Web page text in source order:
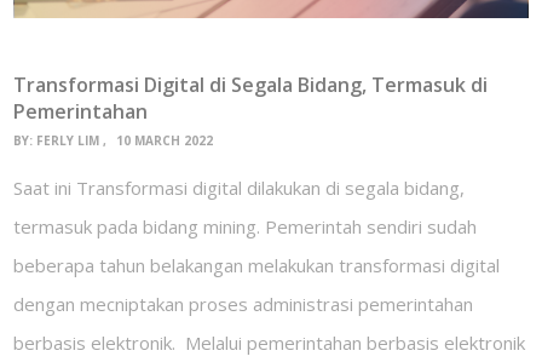
Transformasi Digital di Segala Bidang, Termasuk di
Pemerintahan
BY: FERLY LIM 10 MARCH 2022
Saat ini Transformasi digital dilakukan di segala bidang,
termasuk pada bidang mining. Pemerintah sendiri sudah
beberapa tahun belakangan melakukan transformasi digital
dengan mecniptakan proses administrasi pemerintahan
berbasis elektronik. Melalui pemerintahan berbasis elektronik